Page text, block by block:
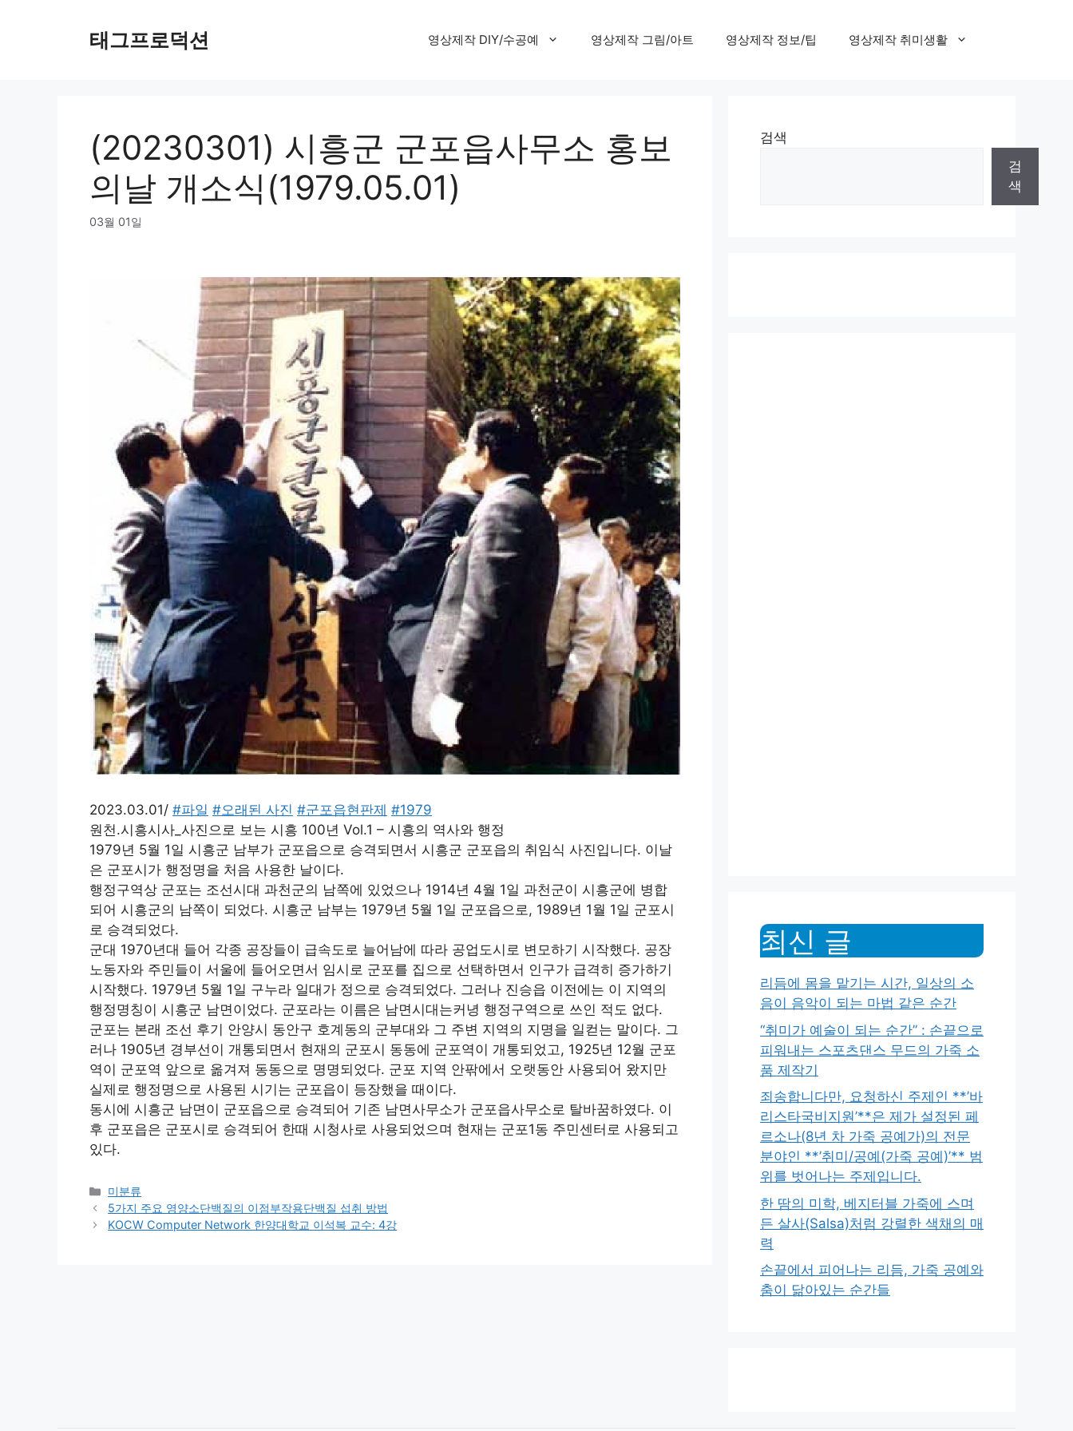
태그프로덕션 영상제작 DIY/수공예 영상제작 그림/아트 영상제작 정보/팁 영상제작 취미생활
(20230301) 시흥군 군포읍사무소 홍보
의날 개소식(1979.05.01)
03월 01일
2023.03.01/ #파일 #오래된 사진 #군포읍현판제 #1979
원천.시흥시사_사진으로 보는 시흥 100년 Vol.1 – 시흥의 역사와 행정
1979년 5월 1일 시흥군 남부가 군포읍으로 승격되면서 시흥군 군포읍의 취임식 사진입니다. 이날
은 군포시가 행정명을 처음 사용한 날이다.
행정구역상 군포는 조선시대 과천군의 남쪽에 있었으나 1914년 4월 1일 과천군이 시흥군에 병합
되어 시흥군의 남쪽이 되었다. 시흥군 남부는 1979년 5월 1일 군포읍으로, 1989년 1월 1일 군포시
로 승격되었다.
군대 1970년대 들어 각종 공장들이 급속도로 늘어남에 따라 공업도시로 변모하기 시작했다. 공장
노동자와 주민들이 서울에 들어오면서 임시로 군포를 집으로 선택하면서 인구가 급격히 증가하기
시작했다. 1979년 5월 1일 구누라 일대가 정으로 승격되었다. 그러나 진승읍 이전에는 이 지역의
행정명칭이 시흥군 남면이었다. 군포라는 이름은 남면시대는커녕 행정구역으로 쓰인 적도 없다.
군포는 본래 조선 후기 안양시 동안구 호계동의 군부대와 그 주변 지역의 지명을 일컫는 말이다. 그
러나 1905년 경부선이 개통되면서 현재의 군포시 동동에 군포역이 개통되었고, 1925년 12월 군포
역이 군포역 앞으로 옮겨져 동동으로 명명되었다. 군포 지역 안팎에서 오랫동안 사용되어 왔지만
실제로 행정명으로 사용된 시기는 군포읍이 등장했을 때이다.
동시에 시흥군 남면이 군포읍으로 승격되어 기존 남면사무소가 군포읍사무소로 탈바꿈하였다. 이
후 군포읍은 군포시로 승격되어 한때 시청사로 사용되었으며 현재는 군포1동 주민센터로 사용되고
있다.
Categories
미분류
5가지 주요 영양소단백질의 이점부작용단백질 섭취 방법
KOCW Computer Network 한양대학교 이석복 교수: 4강
검색
검
색
최신 글
리듬에 몸을 맡기는 시간, 일상의 소
음이 음악이 되는 마법 같은 순간
“취미가 예술이 되는 순간” : 손끝으로
피워내는 스포츠댄스 무드의 가죽 소
품 제작기
죄송합니다만, 요청하신 주제인 **’바
리스타국비지원’**은 제가 설정된 페
르소나(8년 차 가죽 공예가)의 전문
분야인 **’취미/공예(가죽 공예)’** 범
위를 벗어나는 주제입니다.
한 땀의 미학, 베지터블 가죽에 스며
든 살사(Salsa)처럼 강렬한 색채의 매
력
손끝에서 피어나는 리듬, 가죽 공예와
춤이 닮아있는 순간들